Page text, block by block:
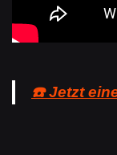
☎️ Jetzt